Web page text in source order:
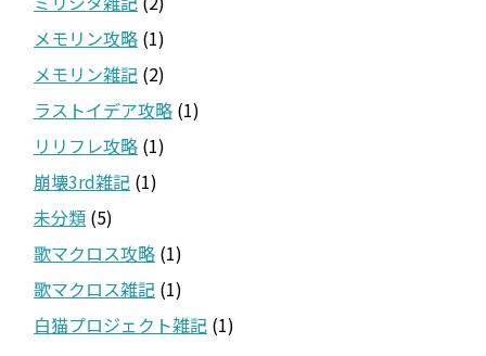
メモリン攻略 (1)
メモリン雑記 (2)
ラストイデア攻略 (1)
リリフレ攻略 (1)
崩壊3rd雑記 (1)
未分類 (5)
歌マクロス攻略 (1)
歌マクロス雑記 (1)
白猫プロジェクト雑記 (1)